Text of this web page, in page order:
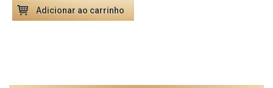
Adicionar ao carrinho